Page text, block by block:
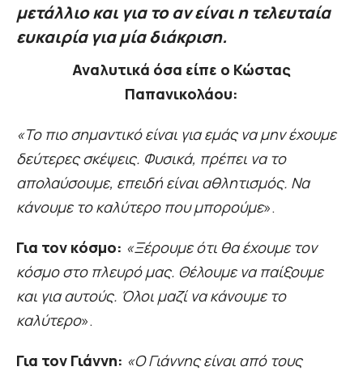
μετάλλιο και για το αν είναι η τελευταία
ευκαιρία για μία διάκριση.
Αναλυτικά όσα είπε ο Κώστας
Παπανικολάου:
«Το πιο σημαντικό είναι για εμάς να μην έχουμε
δεύτερες σκέψεις. Φυσικά, πρέπει να το
απολαύσουμε, επειδή είναι αθλητισμός. Να
κάνουμε το καλύτερο που μπορούμε».
Για τον κόσμο: «Ξέρουμε ότι θα έχουμε τον
κόσμο στο πλευρό μας. Θέλουμε να παίξουμε
και για αυτούς. Όλοι μαζί να κάνουμε το
καλύτερο».
Για τον Γιάννη: «Ο Γιάννης είναι από τους